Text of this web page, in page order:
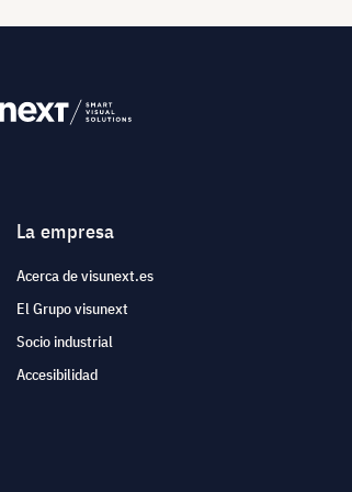
La empresa
Acerca de visunext.es
El Grupo visunext
Socio industrial
Accesibilidad